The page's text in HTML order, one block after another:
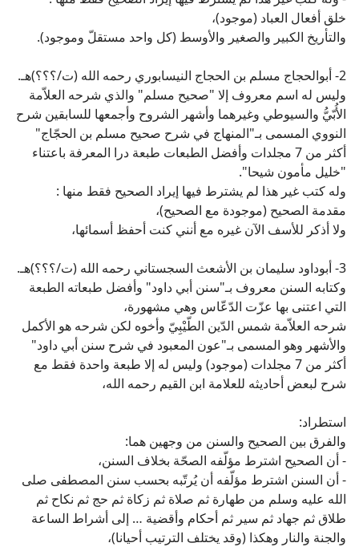
خلق أفعال العباد (موجود)،
والتأريخ الكبير والصغير والأوسط (كل واحد مستقلّ وموجود).
2- أبوالحجاج مسلم بن الحجاج النيسابوري رحمه الله (ت/؟؟؟)هـ.
وليس له اسم معروف إلا "صحيح مسلم" والذي شرحه العلاّمة
الأُبّيُّ والسيوطي وغيرهما وأشهر الشروح وأجمعها للسابقين شرح
النووي المسمى بـ"المنهاج في شرح صحيح مسلم بن الحجّاج"
أكثر من 7 مجلدات وأفضل الطبعات طبعة درا المعرفة باعتناء
"خليل مأمون شيحا".
وله كتب غير هذا لم يشترط فيها إيراد الصحيح فقط منها :
مقدمة الصحيح (موجودة مع الصحيح)،
ولا أذكر للأسف الآن غيره مع أنني كنت أحفظ أسمائها،
3- أبوداود سليمان بن الأشعث السجستاني رحمه الله (ت/؟؟؟)هـ.
وكتابه السنن معروف بـ"سنن أبي داود" وأفضل طبعاته الطبعة
التي اعتنى بها عزّت الدّعّاس وهي مشهورة،
شرحه العلاّمة شمس الدّين الطّيْبِيّ وأخوه لكن شرحه هو الأكمل
والأشهر وهو المسمى بـ"عون المعبود في شرح سنن أبي داود"
أكثر من 7 مجلدات (موجود) وليس له إلا طبعة واحدة فقط مع
شرح لبعض أحاديثه للعلامة ابن القيم رحمه الله،
استطراد:
والفرق بين الصحيح والسنن من وجهين هما:
- أن الصحيح اشترط مؤلّفه الصحّة بخلاف السنن،
- أن السنن اشترط مؤلّفه أن يُرتّبه بحسب سنن المصطفى صلى
الله عليه وسلم من طهارة ثم صلاة ثم زكاة ثم حج ثم نكاح ثم
طلاق ثم جهاد ثم سير ثم أحكام وأقضية … إلى أشراط الساعة
والجنة والنار وهكذا (وقد يختلف الترتيب أحيانا)،